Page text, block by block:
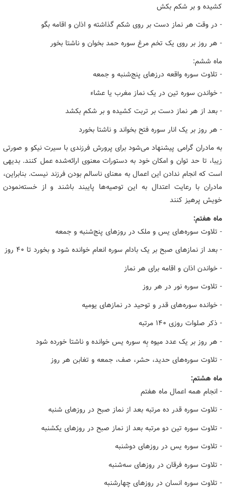
کشیده و بر شکم بکش
- در وقت هر نماز دست بر روی شکم گذاشته و اذان و اقامه بگو
- هر روز بر روی یک تخم مرغ سوره حمد بخوان و ناشتا بخور
ماه ششم:
- تلاوت سوره واقعه درزهای پنج‌شنبه و جمعه
- خواندن سوره تین در یک نماز مغرب یا عشاء
- بعد از هر نماز دست بر تربت کشیده و بر شکم بکشد
- هر روز بر یک انار سوره فتح بخواند و ناشتا بخورد
به مادران گرامی پیشنهاد می‌شود برای پرورش فرزندی با سیرت نیکو و صورتی
زیبا، تا حد توان و امکان خود به دستورات معنوی ارائه‌شده عمل کنند. بدیهی
است که انجام ندادن این اعمال به معنای ناسالم بودن فرزند نیست. بنابراین،
مادران با رعایت اعتدال به این توصیه‌ها پایبند باشند و از خسته‌نمودن
خویش پرهیز کنند
ماه هفتم:
- تلاوت سوره‌های یس و ملک در روزهای پنج‌شنبه و جمعه
- بعد از نمازهای صبح بر یک بادام سوره انعام خوانده شود و بخورد تا ۴۰ روز
- خواندن اذان و اقامه برای هر نماز
- تلاوت سوره نور در هر روز
- خوانده سوره‌های قدر و توحید در نمازهای یومیه
- ذکر صلوات روزی ۱۴۰ مرتبه
- هر روز بر یک عدد میوه بِه سوره یس خوانده و ناشتا خورده شود
- تلاوت سوره‌های حدید، حشر، صف، جمعه و تغابن هر روز
ماه هشتم:
- انجام همه اعمال ماه هفتم
- تلاوت سوره قدر ده مرتبه بعد از نماز صبح در روزهای شنبه
- تلاوت سوره تین دو مرتبه بعد از نماز صبح در روزهای یکشنبه
- تلاوت سوره یس در روزهای دوشنبه
- تلاوت سوره فرقان در روزهای سه‌شنبه
- تلاوت سوره انسان در روزهای چهارشنبه